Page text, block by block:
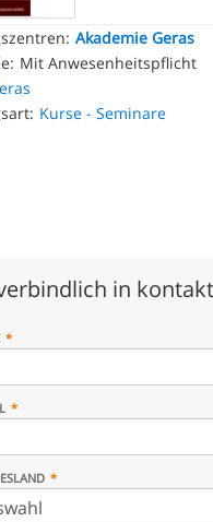
Akademie Geras
Mit Anwesenheitspflicht
Kurse - Seminare
in